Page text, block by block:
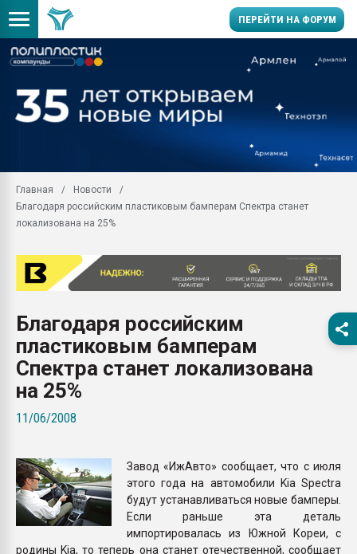
ПЕРЕЙТИ НА ФОРУМ
производство SPC
заводу пластмасс"
28.07.2026
первый план в
28.07.2026
ситуацией на
Всё, что касается
Главная
Новости
Благодаря российским пластиковым бамперам Спектра станет
локализована на 25%
Благодаря российским
пластиковым бамперам
Спектра станет локализована
на 25%
11/06/2008
Завод «ИжАвто» сообщает, что с июля
этого года на автомобили Kia Spectra
будут устанавливаться новые бамперы.
Если раньше эта деталь
импортировалась из Южной Кореи, с
родины Kia, то теперь она станет отечественной, сообщает